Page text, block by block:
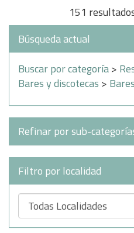
151
Búsqueda actual
Buscar por categoría>
Bares y discotecas > Bares
Refinar por sub-
Filtro por localidad